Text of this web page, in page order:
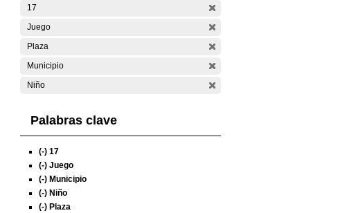
17
Juego
Plaza
Municipio
Niño
Palabras clave
(-) 17
(-) Juego
(-) Municipio
(-) Niño
(-) Plaza